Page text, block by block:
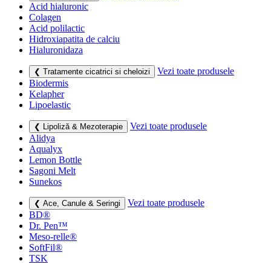
Acid hialuronic
Colagen
Acid polilactic
Hidroxiapatita de calciu
Hialuronidaza
❮ Tratamente cicatrici si cheloizi
Vezi toate produsele
Biodermis
Kelapher
Lipoelastic
❮ Lipoliză & Mezoterapie
Vezi toate produsele
Alidya
Aqualyx
Lemon Bottle
Sagoni Melt
Sunekos
❮ Ace, Canule & Seringi
Vezi toate produsele
BD®
Dr. Pen™
Meso-relle®
SoftFil®
TSK